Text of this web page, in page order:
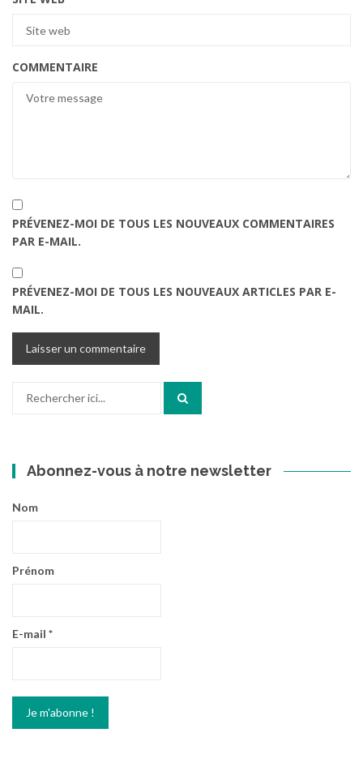
COMMENTAIRE
PRÉVENEZ-MOI DE TOUS LES NOUVEAUX COMMENTAIRES
PAR E-MAIL.
PRÉVENEZ-MOI DE TOUS LES NOUVEAUX ARTICLES PAR E-
MAIL.
Abonnez-vous à notre newsletter
Nom
Prénom
E-mail *